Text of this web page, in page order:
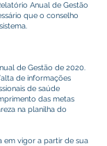
Anual de Gestão
que o conselho
de Gestão de 2020.
de informações
de saúde
das metas
na planilha do
em vigor a partir de sua